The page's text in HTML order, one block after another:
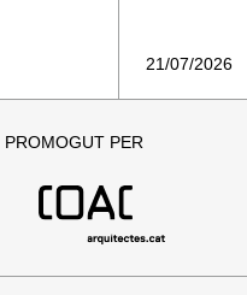
21/07/2026
PROMOGUT PER